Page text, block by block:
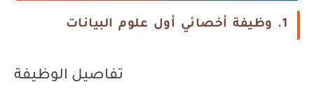
1. وظيفة أخصائي أول علوم البيانات
تفاصيل الوظيفة